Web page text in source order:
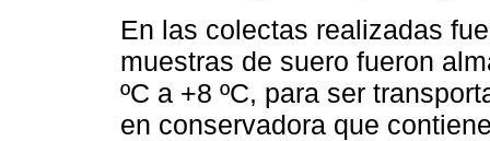
En las colectas realizadas
muestras de suero fueron
ºC a +8 ºC, para ser
en conservadora que